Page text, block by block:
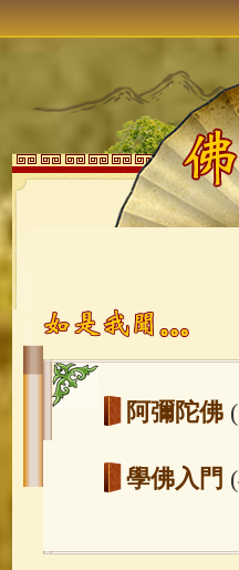
阿彌陀佛
學佛入門
玉曆寶鈔